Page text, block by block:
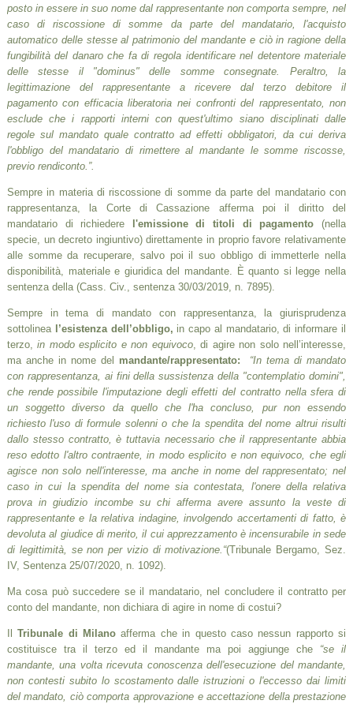
posto in essere in suo nome dal rappresentante non comporta sempre, nel
caso di riscossione di somme da parte del mandatario, l'acquisto
automatico delle stesse al patrimonio del mandante e ciò in ragione della
fungibilità del danaro che fa di regola identificare nel detentore materiale
delle stesse il "dominus" delle somme consegnate. Peraltro, la
legittimazione del rappresentante a ricevere dal terzo debitore il
pagamento con efficacia liberatoria nei confronti del rappresentato, non
esclude che i rapporti interni con quest'ultimo siano disciplinati dalle
regole sul mandato quale contratto ad effetti obbligatori, da cui deriva
l'obbligo del mandatario di rimettere al mandante le somme riscosse,
previo rendiconto.”.
Sempre in materia di riscossione di somme da parte del mandatario con
rappresentanza, la Corte di Cassazione afferma poi il diritto del
mandatario di richiedere
l'emissione di titoli di pagamento (nella
specie, un decreto ingiuntivo) direttamente in proprio favore relativamente
alle somme da recuperare, salvo poi il suo obbligo di immetterle nella
disponibilità, materiale e giuridica del mandante. È quanto si legge nella
sentenza della (Cass. Civ., sentenza 30/03/2019, n. 7895).
Sempre in tema di mandato con rappresentanza, la giurisprudenza
sottolinea l’esistenza dell’obbligo, in capo al mandatario, di informare il
terzo,in modo esplicito e non equivoco, di agire non solo nell’interesse,
ma anche in nome del mandante/rappresentato: “In tema di mandato
con rappresentanza, ai fini della sussistenza della "contemplatio domini",
che rende possibile l'imputazione degli effetti del contratto nella sfera di
un soggetto diverso da quello che l'ha concluso, pur non essendo
richiesto l'uso di formule solenni o che la spendita del nome altrui risulti
dallo stesso contratto, è tuttavia necessario che il rappresentante abbia
reso edotto l'altro contraente, in modo esplicito e non equivoco, che egli
agisce non solo nell'interesse, ma anche in nome del rappresentato; nel
caso in cui la spendita del nome sia contestata, l'onere della relativa
prova in giudizio incombe su chi afferma avere assunto la veste di
rappresentante e la relativa indagine, involgendo accertamenti di fatto, è
devoluta al giudice di merito, il cui apprezzamento è incensurabile in sede
di legittimità, se non per vizio di motivazione.“(Tribunale Bergamo, Sez.
IV, Sentenza 25/07/2020, n. 1092).
Ma cosa può succedere se il mandatario, nel concludere il contratto per
conto del mandante, non dichiara di agire in nome di costui?
IlTribunale di Milano afferma che in questo caso nessun rapporto si
costituisce tra il terzo ed il mandante ma poi aggiunge che “se il
mandante, una volta ricevuta conoscenza dell'esecuzione del mandante,
non contesti subito lo scostamento dalle istruzioni o l'eccesso dai limiti
del mandato, ciò comporta approvazione e accettazione della prestazione